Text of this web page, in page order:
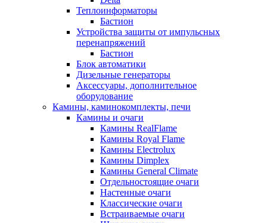
Теплоинформаторы
Бастион
Устройства защиты от импульсных
перенапряжений
Бастион
Блок автоматики
Дизельные генераторы
Аксессуары, дополнительное
оборудование
Камины, каминокомплекты, печи
Камины и очаги
Камины RealFlame
Камины Royal Flame
Камины Electrolux
Камины Dimplex
Камины General Climate
Отдельностоящие очаги
Настенные очаги
Классические очаги
Встраиваемые очаги